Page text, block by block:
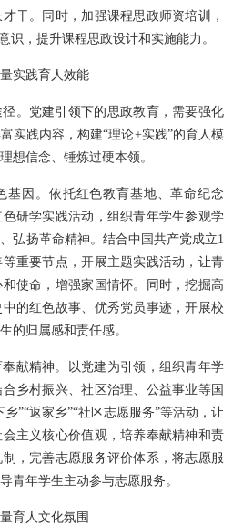
干。同时，加强课程思政师资培训，
识，提升课程思政设计和实施能力。
实践育人效能
。党建引领下的思政教育，需要强化
实践内容，构建“理论+实践”的育人模
想信念、锤炼过硬本领。
基因。依托红色教育基地、革命纪念
研学实践活动，组织青年学生参观学
弘扬革命精神。结合中国共产党成立1
重要节点，开展主题实践活动，让青
使命，增强家国情怀。同时，挖掘高
的红色故事、优秀党员事迹，开展校
的归属感和责任感。
献精神。以党建为引领，组织青年学
乡村振兴、社区治理、公益事业等国
”“返家乡”“社区志愿服务”等活动，让
主义核心价值观，培养奉献精神和责
，完善志愿服务评价体系，将志愿服
青年学生主动参与志愿服务。
育人文化氛围